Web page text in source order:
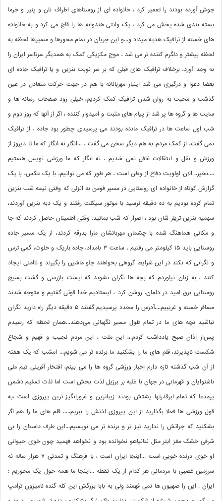
جوش آورده بودند را تعمیر کرد ، خانواده ای از روستاهای اطراف نان و پنیر و خرما
بسته بندی شده پخش می کرد ، یک وانتی هندوانه ها را قاچ می کرد و به خانواده
های خسته از ترافیک هدیه میداد و...و این جریان در تمام محورها و مسیرها لحظه به
لحظه بیشتر و دلگرم کننده تر می شد ، موج مکزیکی کمک به همدیگر سرتاسر ایران را
به وجد آورد، برخلاف ترافیک های قبلی که بر سر نوبت بنزین و یا ترافیک جاده ای
بعضا دعوا و درگیری می شد اینبار مهربانانه با هم در جهت حرکت متعادل در عین
گذشت و محبت به روان شدن ترافیک کمک کردیم، خیلی زود صفحات رسانه ها و
سایت ها و گروه ها پر شد از پیام های مثبت و امیدوار کننده ، اگر از آنها که روز دوم و
شب اول ساعت ها در ترافيک مانده بودند می پرسیدی چطور بود جاده ، از ترافیک
نمی گفت، از کمک مردم به هم دیگر سخن می گفت ، ...انگار نه انگار که ما تا دیروز از
ورزش و نقل و انتقالات غافل نمی شدیم ، نه انگار که ما ورزشی نویس هستیم
،...نخیر.. الان اولویت دفاع از وطن است ، هر طور که می توانیم، با یک عکس، با یک
گزارش کوتاه از خانواده ای روستایی در مسیر فومن به انزلی که وقتی نیمه شب بنزین
تمام کرده بودیم به ده دقیقه نرسید با موتور سیکلت رفتند و یک دبه بنزین آوردند،
سهمیه بنزین تریلر شان بود ، اصرار که شب بمانید. وقتی اطمینان حاصل کردند که جا
و مکانی هماهنگ شده با چشمان مهربانشان مارا بدرقه کردند، از یک مسیر جاده
روستایی باید ۱۵ کیلومتر می رفتیم . ساعت ۳ بامداد، جاده باریک و خلوت، گمی ترس
و نگرانی که نکند در این شرایط گروهی بخواهند جلو ماشین را بگیرند و ناامنی ایجاد
کنند ، به زبان نیاوردم که بچه ها نگران نشوند که ایست بازرسی و گشت بسیج
روستایی برق امید در دلمان. روشن کرد ، ایستادیم خدا قوتی گفتیم و متوجه شدند
مسافر خسته و غریبیم....آدرس را مجدد پرسیدیم گفتند ۵ دقیقه دیگر راه دارید نگران
نباشید بچه های ما در تمام طول مسیر نگهبانی می‌دهند...همان لحظه که رسیدم
پس‌از اذان صبح یادداشت کردم.،، این ملت ، این مردم نجیب و فهیم و شجاع
شکست ناپذیرند، قلم های ما را بشکنید ما برنده تر می شویم... امشب که یک هفته
از آن شب گذشته تازه دارم اخبار ورزشی گروه ها را می بینم، افتخار آفرینی تیم ملی
ناشنوایان و قهرمانی در جهان با غلبه بر برزیل لذت بخش است اما لذت تسلیم دشمن
پرمدعا که تمام ابرقدرتها پشتش بودند زیباترین و غرورانگیز ترین پیروزی است ،به
قول ورزشی ها فعلا بگذارید از این پیروزی لذتش را ببریم..... قلم های ما را هم اگر
بشکنید که جراتش را ندارید تیز تر و برنده تر می نویسیم...این طرف داستان را بی
شرفی خشک مغز ابتر مثل نتانیاهو نخوانده بود و نخواهد فهمید چون خوی حیوانی
او خوی درنده خویی است ...اینجا ایران است ، با فرهنگ و تمدنی ۷ هزار ساله نه
سرزمین غصبی با مردمانی هر کدام از یک نقطه ...اینجا ما همه حول یک محوریم :
ایران . این را صهیون ها نمی فهمند ولی به بابا بزرگش این کله گنده نامیزون ترامپ